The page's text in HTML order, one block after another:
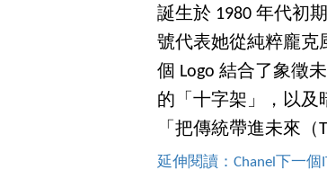
誕生於 1980 年代初
號代表她從純粹龐克
個 Logo 結合了象徵
的「十字架」，以及
「把傳統帶進未來（
延伸閱讀：Chanel下一個